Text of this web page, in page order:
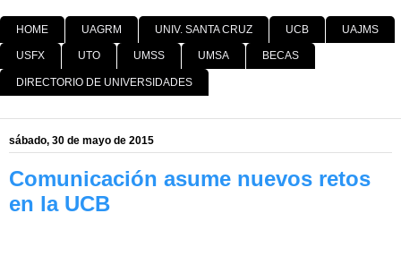
HOME UAGRM UNIV. SANTA CRUZ UCB UAJMS
USFX UTO UMSS UMSA BECAS
DIRECTORIO DE UNIVERSIDADES
sábado, 30 de mayo de 2015
Comunicación asume nuevos retos
en la UCB